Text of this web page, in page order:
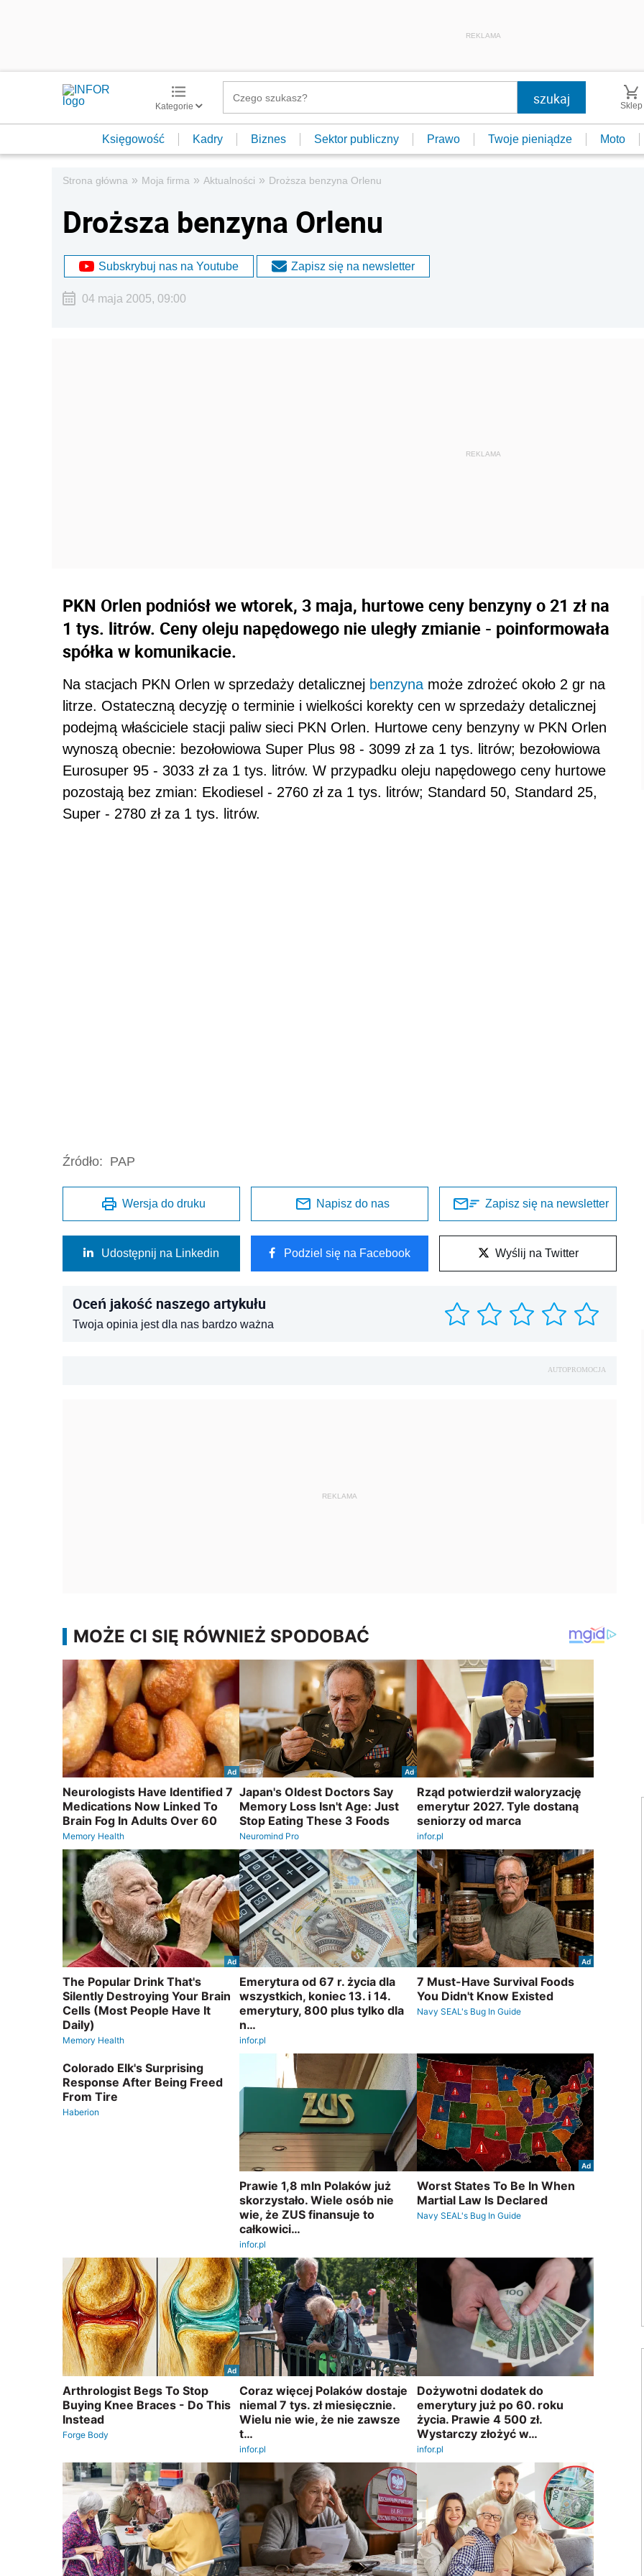
REKLAMA
Kategorie Sklep
Księgowość Kadry Biznes Sektor publiczny Prawo Twoje pieniądze Moto
Strona główna » Moja firma » Aktualności » Droższa benzyna Orlenu
Droższa benzyna Orlenu
Subskrybuj nas na Youtube Zapisz się na newsletter
04 maja 2005, 09:00
PKN Orlen podniósł we wtorek, 3 maja, hurtowe ceny benzyny o 21 zł na
1 tys. litrów. Ceny oleju napędowego nie uległy zmianie - poinformowała
spółka w komunikacie.
Na stacjach PKN Orlen w sprzedaży detalicznej benzyna może zdrożeć około 2 gr na
litrze. Ostateczną decyzję o terminie i wielkości korekty cen w sprzedaży detalicznej
podejmą właściciele stacji paliw sieci PKN Orlen. Hurtowe ceny benzyny w PKN Orlen
wynoszą obecnie: bezołowiowa Super Plus 98 - 3099 zł za 1 tys. litrów; bezołowiowa
Eurosuper 95 - 3033 zł za 1 tys. litrów. W przypadku oleju napędowego ceny hurtowe
pozostają bez zmian: Ekodiesel - 2760 zł za 1 tys. litrów; Standard 50, Standard 25,
Super - 2780 zł za 1 tys. litrów.
Źródło: PAP
Wersja do druku Napisz do nas Zapisz się na newsletter
Udostępnij na Linkedin Podziel się na Facebook Wyślij na Twitter
Oceń jakość naszego artykułu
Twoja opinia jest dla nas bardzo ważna
AUTOPROMOCJA
REKLAMA